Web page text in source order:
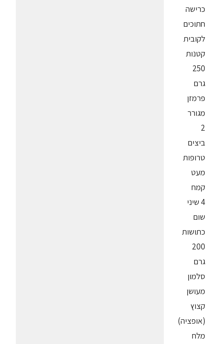
כרישה
חתוכים
לקובית
קטנות
250
גרם
פרמזן
מגורר
2
ביצים
טרופות
מעט
קמח
4 שיני
שום
כתושות
200
גרם
סלמון
מעושן
קצוץ
(אופציה)
מלח